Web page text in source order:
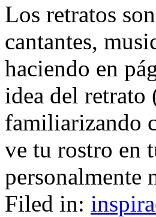
Los retratos
cantantes,
haciendo en
idea del retrato
familiarizando
ve tu rostro en
personalmente
Filed in: